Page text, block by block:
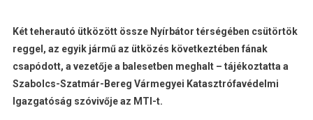
Két teherautó ütközött össze Nyírbátor térségében csütörtök
reggel, az egyik jármű az ütközés következtében fának
csapódott, a vezetője a balesetben meghalt – tájékoztatta a
Szabolcs-Szatmár-Bereg Vármegyei Katasztrófavédelmi
Igazgatóság szóvivője az MTI-t.